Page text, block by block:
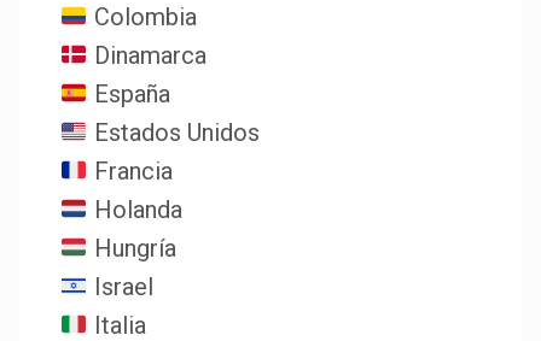
Colombia
Dinamarca
España
Estados Unidos
Francia
Holanda
Hungría
Israel
Italia